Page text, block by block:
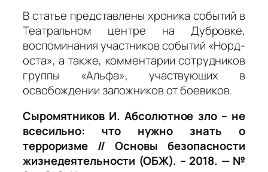
В статье представлены хроника событий в
Театральном центре на Дубровке,
воспоминания участников событий «Норд-
оста», а также, комментарии сотрудников
группы «Альфа», участвующих в
освобождении заложников от боевиков.
Сыромятников И. Абсолютное зло – не
всесильно: что нужно знать о
терроризме // Основы безопасности
жизнедеятельности (ОБЖ). – 2018. — №